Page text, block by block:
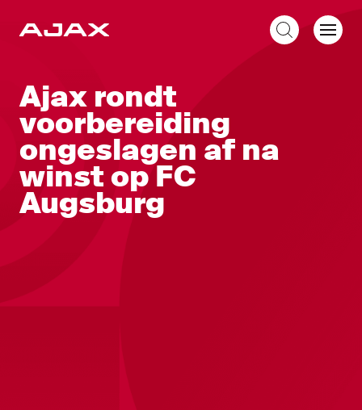
Ajax rondt
voorbereiding
ongeslagen af na
winst op FC
Augsburg